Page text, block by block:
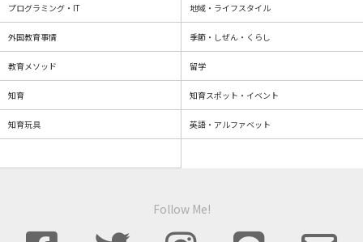
プログラミング・IT 地域・ライフスタイル
外国教育事情 季節・しぜん・くらし
教育メソッド 留学
知育 知育スポット・イベント
知育玩具 英語・アルファベット
Follow Me!